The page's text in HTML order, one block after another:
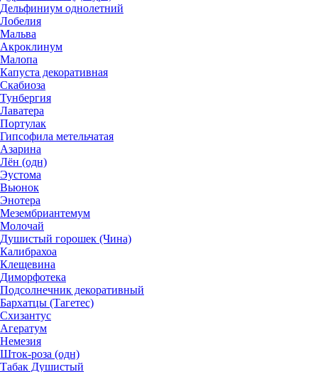
Дельфиниум однолетний
Лобелия
Мальва
Акроклинум
Малопа
Капуста декоративная
Скабиоза
Тунбергия
Лаватера
Портулак
Гипсофила метельчатая
Азарина
Лён (одн)
Эустома
Вьюнок
Энотера
Мезембриантемум
Молочай
Душистый горошек (Чина)
Калибрахоа
Клещевина
Диморфотека
Подсолнечник декоративный
Бархатцы (Тагетес)
Схизантус
Агератум
Немезия
Шток-роза (одн)
Табак Душистый